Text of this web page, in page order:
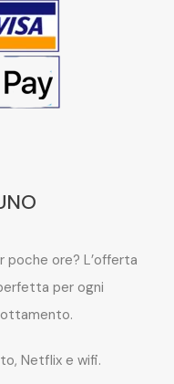
poche ore? L’offerta
per ogni
Netflix e wifi.